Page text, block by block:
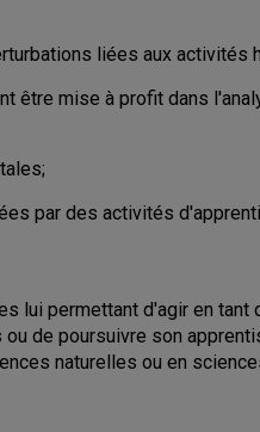
liées aux activités
être mise à profit dans
par des activités
lui permettant d'agir en tant
de poursuivre son
naturelles ou en